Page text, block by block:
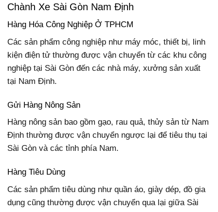
Chành Xe Sài Gòn Nam Định
Hàng Hóa Công Nghiệp Ở TPHCM
Các sản phẩm công nghiệp như máy móc, thiết bị, linh
kiện điện tử thường được vận chuyển từ các khu công
nghiệp tại Sài Gòn đến các nhà máy, xưởng sản xuất
tại Nam Định.
Gửi Hàng Nông Sản
Hàng nông sản bao gồm gạo, rau quả, thủy sản từ Nam
Định thường được vận chuyển ngược lại để tiêu thụ tại
Sài Gòn và các tỉnh phía Nam.
Hàng Tiêu Dùng
Các sản phẩm tiêu dùng như quần áo, giày dép, đồ gia
dụng cũng thường được vận chuyển qua lại giữa Sài